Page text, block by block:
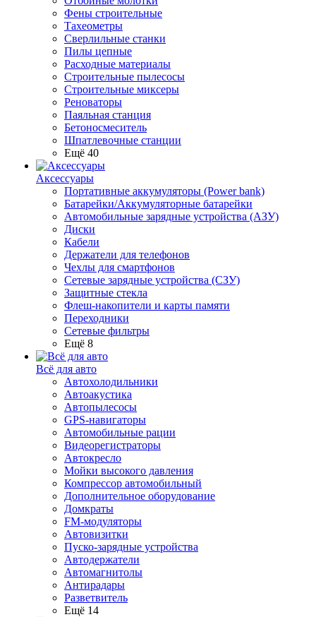
Фены строительные
Тахеометры
Сверлильные станки
Пилы цепные
Расходные материалы
Строительные пылесосы
Строительные миксеры
Реноваторы
Паяльная станция
Бетоносмеситель
Шпатлевочные станции
Ещё 40
Аксессуары
Портативные аккумуляторы (Power bank)
Батарейки/Аккумуляторные батарейки
Автомобильные зарядные устройства (АЗУ)
Диски
Кабели
Держатели для телефонов
Чехлы для смартфонов
Сетевые зарядные устройства (СЗУ)
Защитные стекла
Флеш-накопители и карты памяти
Переходники
Сетевые фильтры
Ещё 8
Всё для авто
Автохолодильники
Автоакустика
Автопылесосы
GPS-навигаторы
Автомобильные рации
Видеорегистраторы
Автокресло
Мойки высокого давления
Компрессор автомобильный
Дополнительное оборудование
Домкраты
FM-модуляторы
Автовизитки
Пуско-зарядные устройства
Автодержатели
Автомагнитолы
Антирадары
Разветвитель
Ещё 14